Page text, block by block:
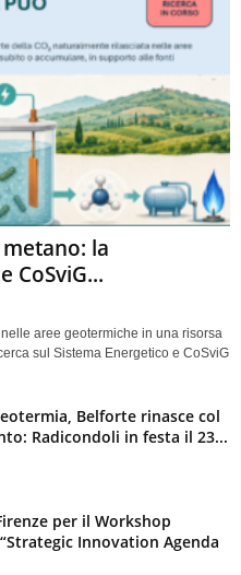
la
CoSviG...
aree geotermiche in una risorsa
sul Sistema Energetico e CoSviG
Belforte rinasce col
Radicondoli in festa il 23...
per il Workshop
Innovation Agenda